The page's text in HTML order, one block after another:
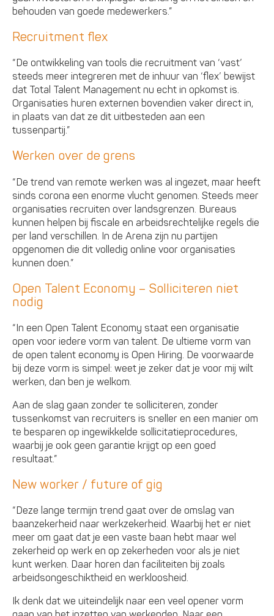
behouden van goede medewerkers.”
Recruitment flex
“De ontwikkeling van tools die recruitment van ‘vast’
steeds meer integreren met de inhuur van ‘flex’ bewijst
dat Total Talent Management nu echt in opkomst is.
Organisaties huren externen bovendien vaker direct in,
in plaats van dat ze dit uitbesteden aan een
tussenpartij.”
Werken over de grens
“De trend van remote werken was al ingezet, maar heeft
sinds corona een enorme vlucht genomen. Steeds meer
organisaties recruiten over landsgrenzen. Bureaus
kunnen helpen bij fiscale en arbeidsrechtelijke regels die
per land verschillen. In de Arena zijn nu partijen
opgenomen die dit volledig online voor organisaties
kunnen doen.”
Open Talent Economy – Solliciteren niet
nodig
“In een Open Talent Economy staat een organisatie
open voor iedere vorm van talent. De ultieme vorm van
de open talent economy is Open Hiring. De voorwaarde
bij deze vorm is simpel: weet je zeker dat je voor mij wilt
werken, dan ben je welkom.
Aan de slag gaan zonder te solliciteren, zonder
tussenkomst van recruiters is sneller en een manier om
te besparen op ingewikkelde sollicitatieprocedures,
waarbij je ook geen garantie krijgt op een goed
resultaat.”
New worker / future of gig
“Deze lange termijn trend gaat over de omslag van
baanzekerheid naar werkzekerheid. Waarbij het er niet
meer om gaat dat je een vaste baan hebt maar wel
zekerheid op werk en op zekerheden voor als je niet
kunt werken. Daar horen dan faciliteiten bij zoals
arbeidsongeschiktheid en werkloosheid.
Ik denk dat we uiteindelijk naar een veel opener vorm